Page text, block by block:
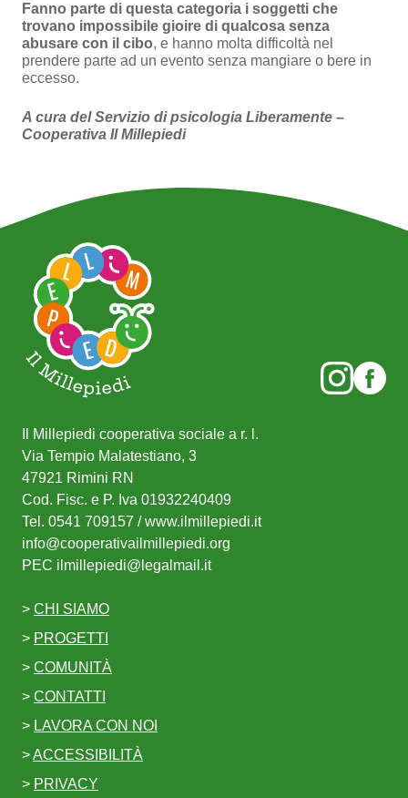
Fanno parte di questa categoria i soggetti che
trovano impossibile gioire di qualcosa senza
abusare con il cibo, e hanno molta difficoltà nel
prendere parte ad un evento senza mangiare o bere in
eccesso.
A cura del Servizio di psicologia Liberamente –
Cooperativa Il Millepiedi
Il Millepiedi cooperativa sociale a r. l.
Via Tempio Malatestiano, 3
47921 Rimini RN
Cod. Fisc. e P. Iva 01932240409
Tel. 0541 709157 / www.ilmillepiedi.it
info@cooperativailmillepiedi.org
PEC ilmillepiedi@legalmail.it
> CHI SIAMO
> PROGETTI
> COMUNITÀ
> CONTATTI
> LAVORA CON NOI
>ACCESSIBILITÀ
> PRIVACY